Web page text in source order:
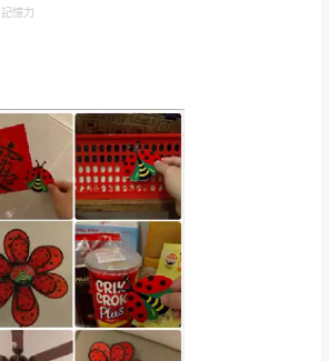
記憶力